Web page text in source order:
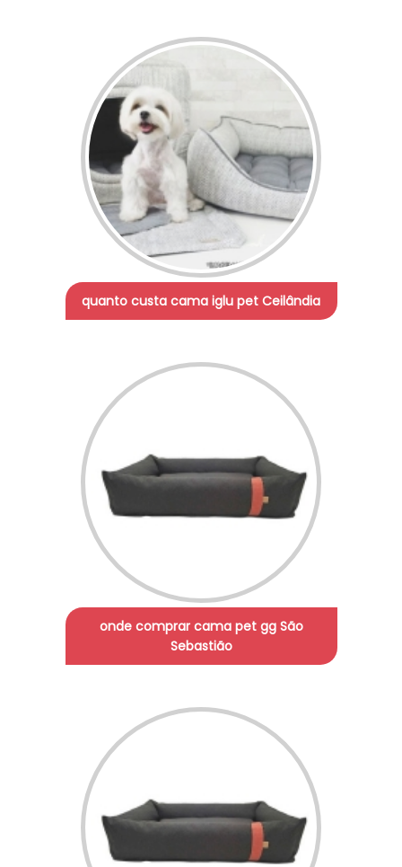
quanto custa cama iglu pet Ceilândia
onde comprar cama pet gg São
Sebastião